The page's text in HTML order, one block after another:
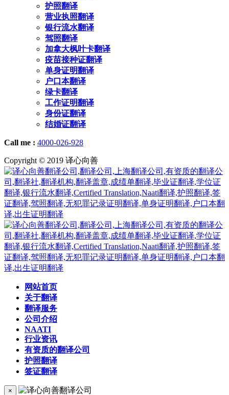
护照翻译
营业执照翻译
银行流水翻译
驾照翻译
加拿大枫叶卡翻译
疫苗接种证翻译
单身证明翻译
户口本翻译
绿卡翻译
工作证明翻译
身份证翻译
结婚证翻译
Call me : 4000-026-928
Copyright © 2019 译心向善
网站首页
关于翻译
翻译服务
公司介绍
NAATI
行业资讯
有资质的翻译公司
护照翻译
签证翻译
×